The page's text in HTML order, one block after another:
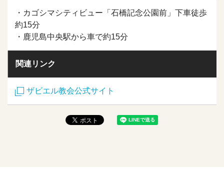
・カゴシマシティビュー「石橋記念公園前」下車徒歩
約15分
・鹿児島中央駅から車で約15分
関連リンク
ザビエル教会公式サイト